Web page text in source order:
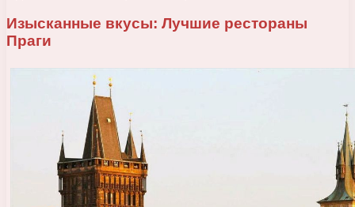
Изысканные вкусы: Лучшие рестораны
Праги